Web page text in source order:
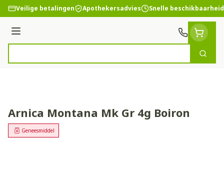
Ga naar de inhoud
Veilige betalingen Apothekersadvies Snelle beschikbaarheid
Menu
Zoek
Arnica Montana Mk Gr 4g Boiron
Geneesmiddel